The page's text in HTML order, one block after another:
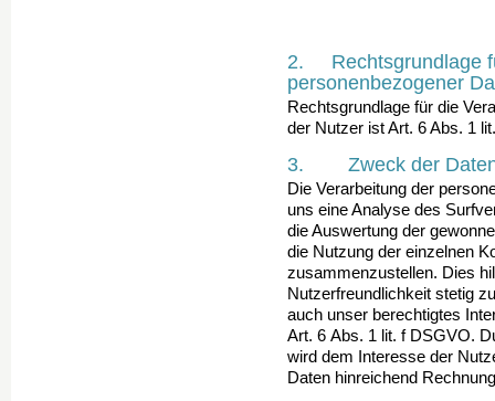
2. Rechtsgrundlage
personenbezogener
Rechtsgrundlage für die
der Nutzer ist Art. 6 Abs. 1
3. Zweck der
Die Verarbeitung der
uns eine Analyse des
die Auswertung der
die Nutzung der einzelnen
zusammen­zustellen. Dies
Nutzerfreundlichkeit stetig
auch unser berechtigtes
Art. 6 Abs. 1 lit. f DSGVO.
wird dem Interesse der
Daten hinreichend